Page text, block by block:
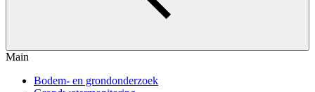
Main
Bodem- en grondonderzoek